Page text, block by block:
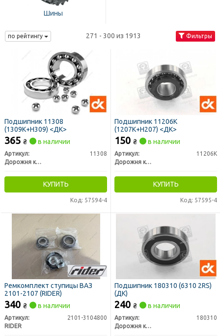
Шины
по рейтингу 271 - 300 из 1913 Фильтры
Подшипник 11308
(1309К+Н309) <ДК>
365 ₴ в наличии
Артикул:
11308
Дорожня карта
КУПИТЬ
Код: 57594-4
Подшипник 11206К
(1207К+Н207) <ДК>
150 ₴ в наличии
Артикул:
11206К
Дорожня карта
КУПИТЬ
Код: 57595-4
Ремкомплект ступицы ВАЗ
2101-2107 (RIDER)
340 ₴ в наличии
Артикул:
2101-3104800
RIDER
Подшипник 180310 (6310 2RS)
(ДК)
240 ₴ в наличии
Артикул:
180310
Дорожня карта